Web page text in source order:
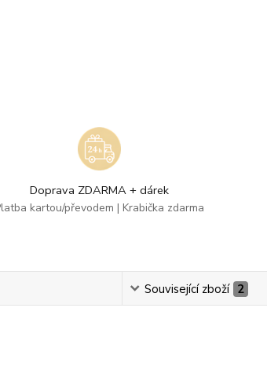
Doprava ZDARMA + dárek
kartou/převodem | Krabička zdarma
Související zboží 2